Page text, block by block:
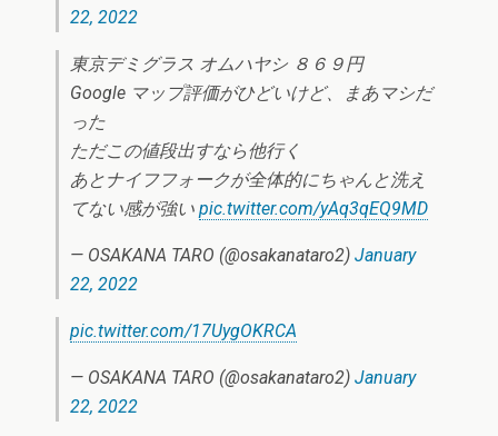
22, 2022
東京デミグラス オムハヤシ ８６９円
Google マップ評価がひどいけど、まあマシだ
った
ただこの値段出すなら他行く
あとナイフフォークが全体的にちゃんと洗え
てない感が強い pic.twitter.com/yAq3qEQ9MD
— OSAKANA TARO (@osakanataro2) January
22, 2022
pic.twitter.com/17UygOKRCA
— OSAKANA TARO (@osakanataro2) January
22, 2022